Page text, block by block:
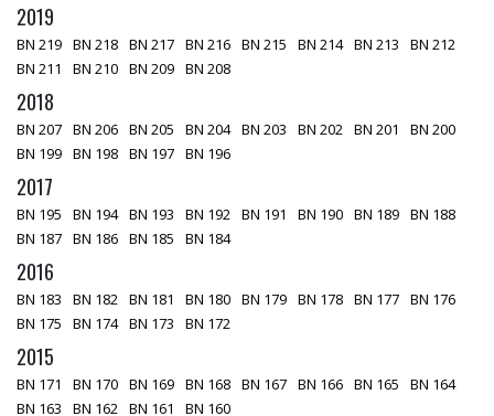
2019
BN 219 BN 218 BN 217 BN 216 BN 215 BN 214 BN 213
BN 212
BN 211
BN 210 BN 209 BN 208
2018
BN 207 BN 206 BN 205 BN 204 BN 203 BN 202 BN 201
BN 200
BN 199 BN 198 BN 197 BN 196
2017
BN 195 BN 194 BN 193 BN 192 BN 191 BN 190 BN 189 BN 188
BN 187 BN 186 BN 185 BN 184
2016
BN 183 BN 182 BN 181 BN 180 BN 179 BN 178 BN 177 BN 176
BN 175
BN 174 BN 173 BN 172
2015
BN 171 BN 170 BN 169 BN 168 BN 167 BN 166 BN 165
BN 164
BN 163
BN 162 BN 161 BN 160